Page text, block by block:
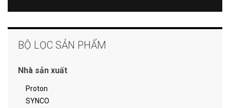
BỘ LỌC SẢN PHẨM
Nhà sản xuất
Proton
SYNCO